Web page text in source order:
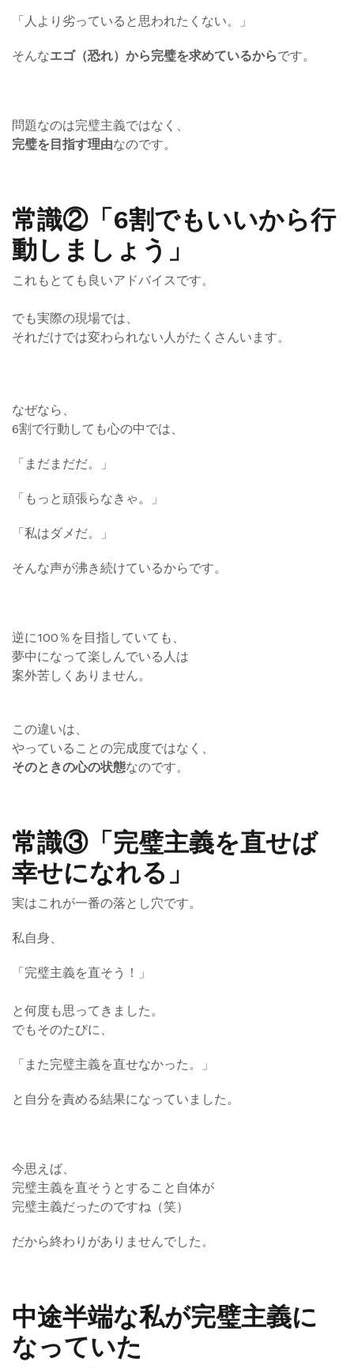
「人より劣っていると思われたくない。」
そんなエゴ（恐れ）から完璧を求めているからです。
問題なのは完璧主義ではなく、
完璧を目指す理由なのです。
常識②「6割でもいいから行
動しましょう」
これもとても良いアドバイスです。
でも実際の現場では、
それだけでは変わられない人がたくさんいます。
なぜなら、
6割で行動しても心の中では、
「まだまだだ。」
「もっと頑張らなきゃ。」
「私はダメだ。」
そんな声が沸き続けているからです。
逆に100％を目指していても、
夢中になって楽しんでいる人は
案外苦しくありません。
この違いは、
やっていることの完成度ではなく、
そのときの心の状態なのです。
常識③「完璧主義を直せば
幸せになれる」
実はこれが一番の落とし穴です。
私自身、
「完璧主義を直そう！」
と何度も思ってきました。
でもそのたびに、
「また完璧主義を直せなかった。」
と自分を責める結果になっていました。
今思えば、
完璧主義を直そうとすること自体が
完璧主義だったのですね（笑）
だから終わりがありませんでした。
中途半端な私が完璧主義に
なっていた